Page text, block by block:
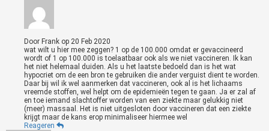
Door Frank op 20 Feb 2020
wat wilt u hier mee zeggen? 1 op de 100.000 omdat er gevaccineerd
wordt of 1 op 100.000 is toelaatbaar ook als we niet vaccineren. Ik kan
het niet helemaal duiden. Als u het laatste bedoeld dan is het wat
hypocriet om de een bron te gebruiken die ander verguist dient te worden.
Daar bij wil ik wel aanmerken dat vaccineren, ook al is het lichaams
vreemde stoffen, wel helpt om de epidemieën tegen te gaan. Ja er zal af
en toe iemand slachtoffer worden van een ziekte maar gelukkig niet
(meer) massaal. Het is niet uitgesloten door vaccineren dat een ziekte
krijgt maar de kans erop minimaliseer hiermee wel
Reageren